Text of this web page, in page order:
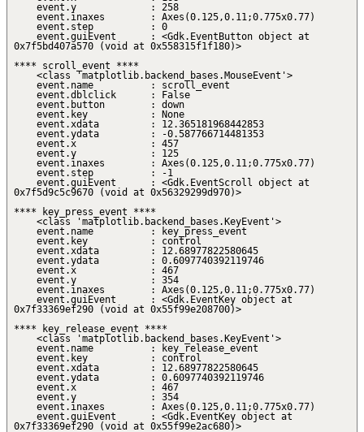
event.y : 258
event.inaxes : Axes(0.125,0.11;0.775x0.77)
event.step : 0
event.guiEvent : <Gdk.EventButton object at
0x7f5bd407a570 (void at 0x558315f1f180)>
**** scroll_event ****
<class 'matplotlib.backend_bases.MouseEvent'>
event.name : scroll_event
event.dblclick : False
event.button : down
event.key : None
event.xdata : 12.365181968442853
event.ydata : -0.587766714481353
event.x : 457
event.y : 125
event.inaxes : Axes(0.125,0.11;0.775x0.77)
event.step : -1
event.guiEvent : <Gdk.EventScroll object at
0x7f5d9c5c9670 (void at 0x56329299d970)>
**** key_press_event ****
<class 'matplotlib.backend_bases.KeyEvent'>
event.name : key_press_event
event.key : control
event.xdata : 12.68977822580645
event.ydata : 0.6097740392119746
event.x : 467
event.y : 354
event.inaxes : Axes(0.125,0.11;0.775x0.77)
event.guiEvent : <Gdk.EventKey object at
0x7f33369ef290 (void at 0x55f99e208700)>
**** key_release_event ****
<class 'matplotlib.backend_bases.KeyEvent'>
event.name : key_release_event
event.key : control
event.xdata : 12.68977822580645
event.ydata : 0.6097740392119746
event.x : 467
event.y : 354
event.inaxes : Axes(0.125,0.11;0.775x0.77)
event.guiEvent : <Gdk.EventKey object at
0x7f33369ef290 (void at 0x55f99e2ac680)>